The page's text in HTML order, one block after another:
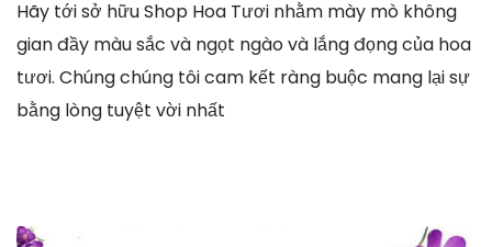
Hãy tới sở hữu Shop Hoa Tươi nhằm mày mò không
gian đầy màu sắc và ngọt ngào và lắng đọng của hoa
tươi. Chúng chúng tôi cam kết ràng buộc mang lại sự
bằng lòng tuyệt vời nhất